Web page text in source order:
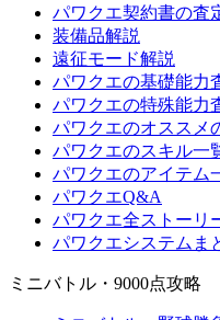
パワクエ契約書の査
装備品解説
遠征モード解説
パワクエの基礎能力
パワクエの特殊能力
パワクエのオススメ
パワクエのスキル一
パワクエのアイテム
パワクエQ&A
パワクエ全ストーリ
パワクエシステムま
ミニバトル・9000点攻略